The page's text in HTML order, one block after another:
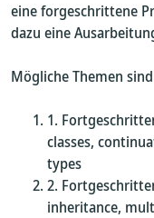
eine forgeschrittene
dazu eine
Mögliche Themen
classes,
types
inheritance,